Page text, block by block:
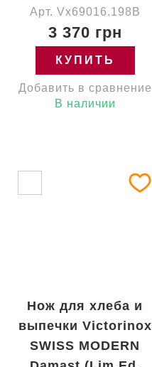
Арт. Vx69016.198B
3 370 грн
КУПИТЬ
Добавить в сравнение
В наличии
Нож для хлеба и
выпечки Victorinox
SWISS MODERN